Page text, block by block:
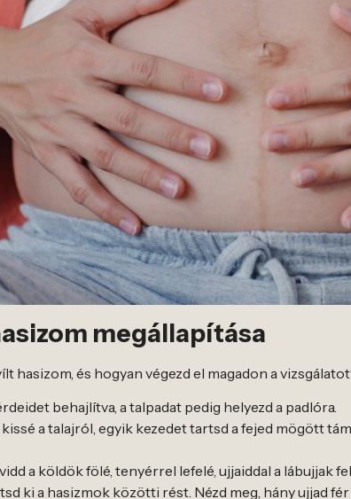
megállapítása
hasizom, és hogyan végezd el magadon a
behajlítva, a talpadat pedig helyezd a padlóra.
kissé a talajról, egyik kezedet tartsd a fejed mögött
a köldök fölé, tenyérrel lefelé, ujjaiddal a lábujjak
ki a hasizmok közötti rést. Nézd meg, hány ujjad